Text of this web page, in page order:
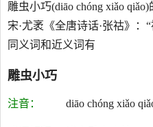
雕虫小巧(diāo chóng xiǎo
宋·尤袤《全唐诗话·张祜》：
同义词和近义词有
雕虫小巧
注音： diāo chóng xiǎo